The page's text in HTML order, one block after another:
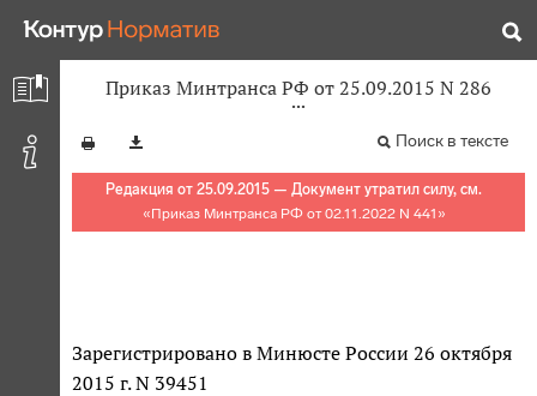
Приказ Минтранса РФ от 25.09.2015 N 286
Поиск в тексте
Редакция от 25.09.2015 — Документ утратил силу, см.
«Приказ Минтранса РФ от 02.11.2022 N 441 »
Зарегистрировано в Минюсте России 26 октября
2015 г. N 39451